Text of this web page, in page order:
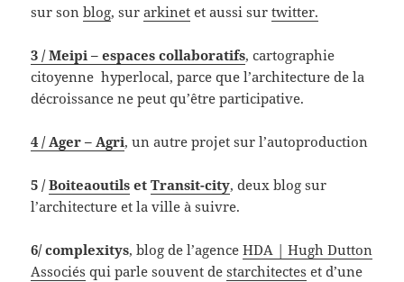
sur sonblog, surarkinet et aussi surtwitter.
3 / Meipi – espaces collaboratifs, cartographie
citoyenne hyperlocal, parce que l’architecture de la
décroissance ne peut qu’être participative.
4 / Ager – Agri, un autre projet sur l’autoproduction
5 /Boiteaoutils etTransit-city, deux blog sur
l’architecture et la ville à suivre.
6/ complexitys, blog de l’agenceHDA | Hugh Dutton
Associés qui parle souvent destarchitectes et d’une